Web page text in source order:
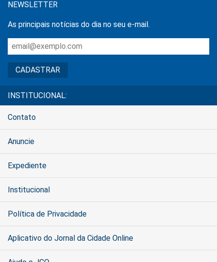
NEWSLETTER
As principais notícias do dia no seu e-mail.
INSTITUCIONAL:
Contato
Anuncie
Expediente
Institucional
Política de Privacidade
Aplicativo do Jornal da Cidade Online